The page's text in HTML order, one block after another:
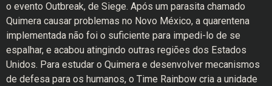
o evento Outbreak, de Siege. Após um parasita chamado
Quimera causar problemas no Novo México, a quarentena
implementada não foi o suficiente para impedi-lo de se
espalhar, e acabou atingindo outras regiões dos Estados
Unidos. Para estudar o Quimera e desenvolver mecanismos
de defesa para os humanos, o Time Rainbow cria a unidade